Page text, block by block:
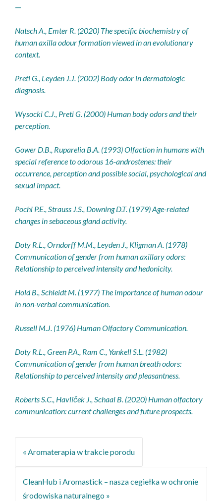
—
Natsch A., Emter R. (2020) The specific biochemistry of
human axilla odour formation viewed in an evolutionary
context.
Preti G., Leyden J.J. (2002) Body odor in dermatologic
diagnosis.
Wysocki C.J., Preti G. (2000) Human body odors and their
perception.
Gower D.B., Ruparelia B.A. (1993) Olfaction in humans with
special reference to odorous 16-androstenes: their
occurrence, perception and possible social, psychological and
sexual impact.
Pochi P.E., Strauss J.S., Downing D.T. (1979) Age-related
changes in sebaceous gland activity.
Doty R.L., Orndorff M.M., Leyden J., Kligman A. (1978)
Communication of gender from human axillary odors:
Relationship to perceived intensity and hedonicity.
Hold B., Schleidt M. (1977) The importance of human odour
in non-verbal communication.
Russell M.J. (1976) Human Olfactory Communication.
Doty R.L., Green P.A., Ram C., Yankell S.L. (1982)
Communication of gender from human breath odors:
Relationship to perceived intensity and pleasantness.
Roberts S.C., Havlíček J., Schaal B. (2020) Human olfactory
communication: current challenges and future prospects.
Aromaterapia w trakcie porodu
CleanHub i Aromastick – nasza cegiełka w ochronie
środowiska naturalnego